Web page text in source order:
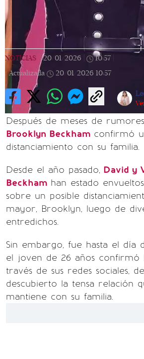
NOTICIAS | 20/01/2026 10:57
Actualizada
20/01/2026 10:57
Después de meses de
Brooklyn Beckham confirmó
distanciamiento con su familia.
Desde el año pasado, David y
Beckham han estado
sobre un posible
mayor, Brooklyn, luego de
entredichos.
Sin embargo, fue hasta el día
el joven de 26 años confirmó
través de sus redes sociales,
descubierto la tensa relación
mantiene con su familia.